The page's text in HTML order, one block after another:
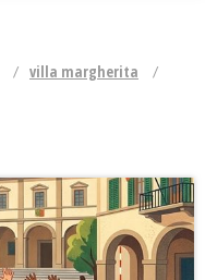
villa margherita